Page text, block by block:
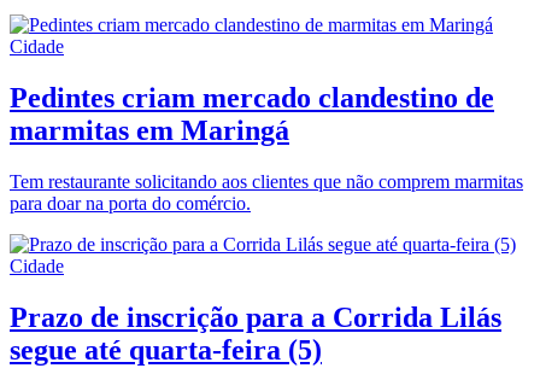
Cidade
Pedintes criam mercado clandestino de
marmitas em Maringá
Tem restaurante solicitando aos clientes que não comprem marmitas
para doar na porta do comércio.
Cidade
Prazo de inscrição para a Corrida Lilás
segue até quarta-feira (5)